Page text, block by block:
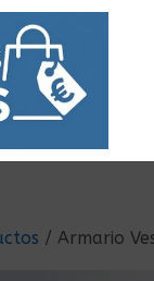
/ Armario